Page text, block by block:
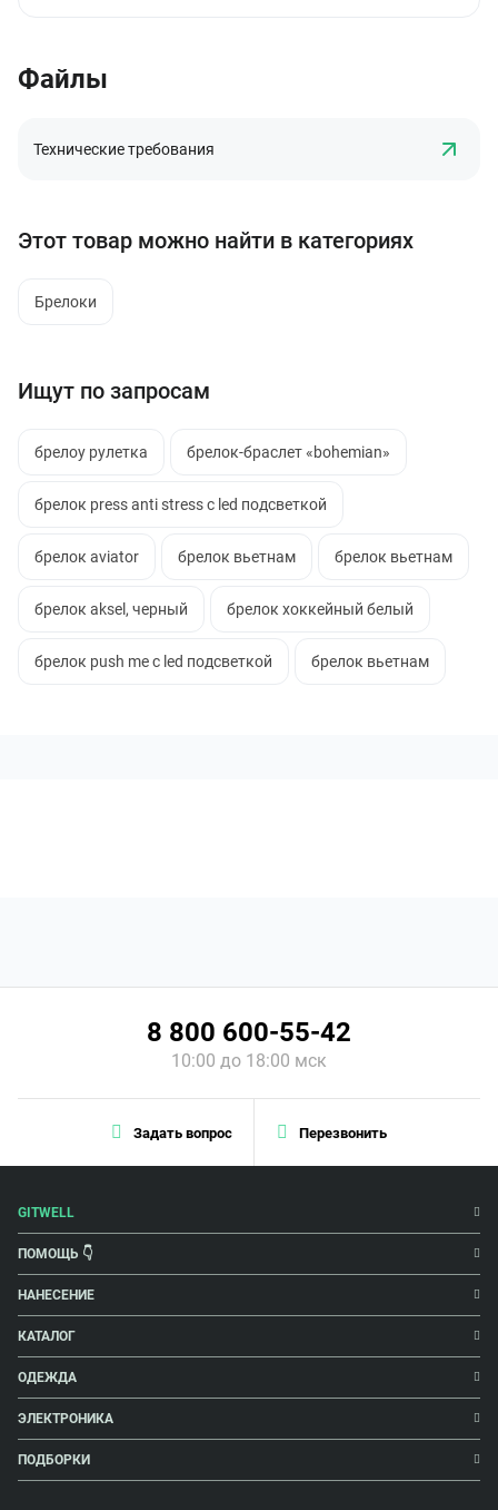
Файлы
Технические требования
Этот товар можно найти в категориях
Брелоки
Ищут по запросам
брелоу рулетка брелок-браслет «bohemian»
брелок press anti stress с led подсветкой
брелок aviator брелок вьетнам брелок вьетнам
брелок aksel, черный брелок хоккейный белый
брелок push me с led подсветкой брелок вьетнам
Задать вопрос Перезвонить
8 800 600-55-42
10:00 до 18:00 мск
GITWELL
ПОМОЩЬ 👇
НАНЕСЕНИЕ
КАТАЛОГ
ОДЕЖДА
ЭЛЕКТРОНИКА
ПОДБОРКИ